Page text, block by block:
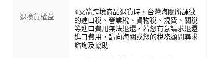
退換貨權益
※火箭跨境商品退貨時，台灣海關所課徵
的進口稅、營業稅、貨物稅、規費、關稅
等進口費用無法退還，若您有意請求退還
進口費用，請向海關或您的稅務顧問尋求
諮詢及協助